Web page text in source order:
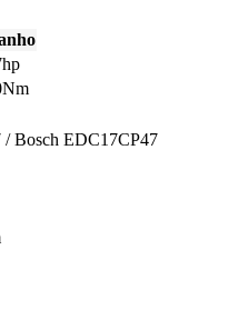
Bosch EDC17CP47